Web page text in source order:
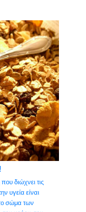
διώχνει τις
υγεία είναι
σώμα των